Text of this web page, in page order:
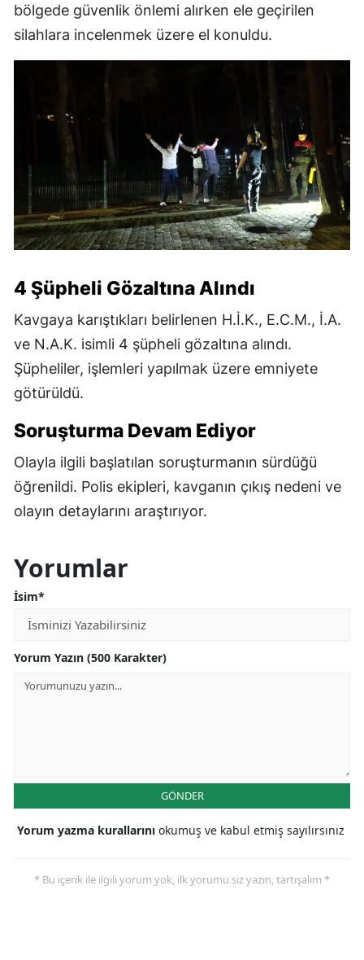
bölgede güvenlik önlemi alırken ele geçirilen
silahlara incelenmek üzere el konuldu.
4 Şüpheli Gözaltına Alındı
Kavgaya karıştıkları belirlenen H.İ.K., E.C.M., İ.A.
ve N.A.K. isimli 4 şüpheli gözaltına alındı.
Şüpheliler, işlemleri yapılmak üzere emniyete
götürüldü.
Soruşturma Devam Ediyor
Olayla ilgili başlatılan soruşturmanın sürdüğü
öğrenildi. Polis ekipleri, kavganın çıkış nedeni ve
olayın detaylarını araştırıyor.
Yorumlar
İsim*
Yorum Yazın (500 Karakter)
GÖNDER
Yorum yazma kurallarını okumuş ve kabul etmiş sayılırsınız
* Bu içerik ile ilgili yorum yok, ilk yorumu siz yazın, tartışalım *